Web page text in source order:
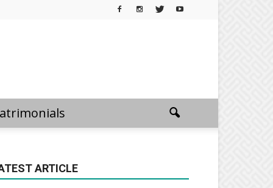
ARTICLE